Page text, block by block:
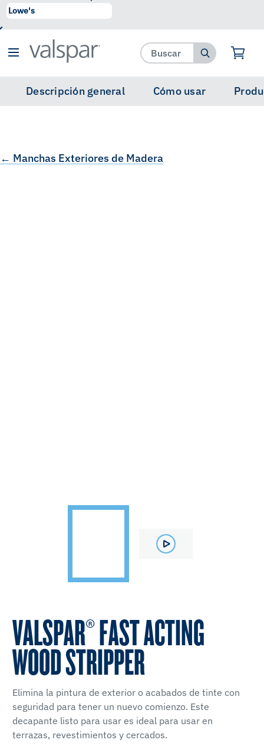
se ha agregado a favoritos.
Descripción general Cómo usar
← Manchas Exteriores de Madera
VALSPAR® FAST ACTING
WOOD STRIPPER
Elimina la pintura de exterior o acabados de tinte con
seguridad para tener un nuevo comienzo. Este
decapante listo para usar es ideal para usar en
terrazas, revestimientos y cercados.